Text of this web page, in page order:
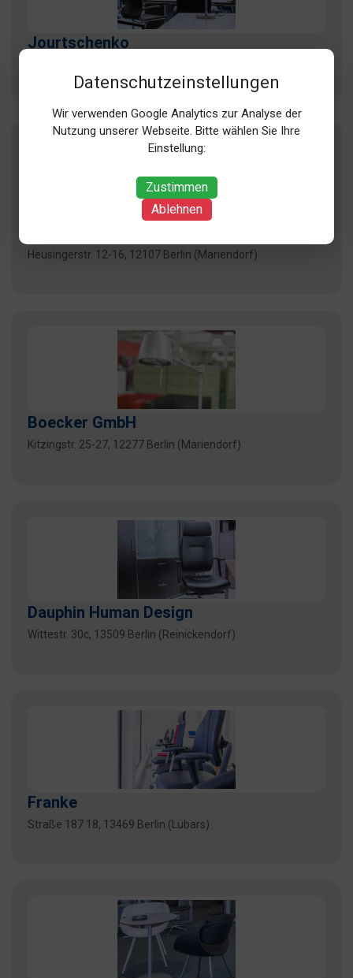
Datenschutzeinstellungen
Wir verwenden Google Analytics zur Analyse der
Nutzung unserer Webseite. Bitte wählen Sie Ihre
Einstellung:
Zustimmen
Ablehnen
Jourtschenko
Heusingerstr. 12-16, 12107 Berlin (Mariendorf)
Boecker GmbH
Kitzingstr. 25-27, 12277 Berlin (Mariendorf)
Dauphin Human Design
Wittestr. 30c, 13509 Berlin (Reinickendorf)
Franke
Straße 187 18, 13469 Berlin (Lübars)